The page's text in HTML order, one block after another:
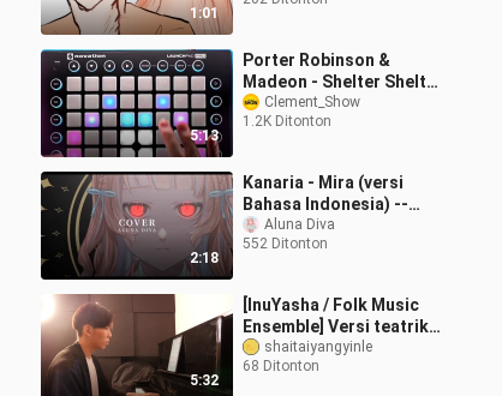
1:01
5:13
Porter Robinson &
Madeon - Shelter Shelter
| Memutar Cover
Launchpad [UniPad
Clement_Show
1.2K Ditonton
2:18
Kanaria - Mira (versi
Bahasa Indonesia) --
Covered by Aluna Diva
Aluna Diva
552 Ditonton
5:32
[InuYasha / Folk Music
Ensemble] Versi teatrikal
InuYasha dari Divine
Comedy "Berpikir Melalui
shaitaiyangyinle
68 Ditonton